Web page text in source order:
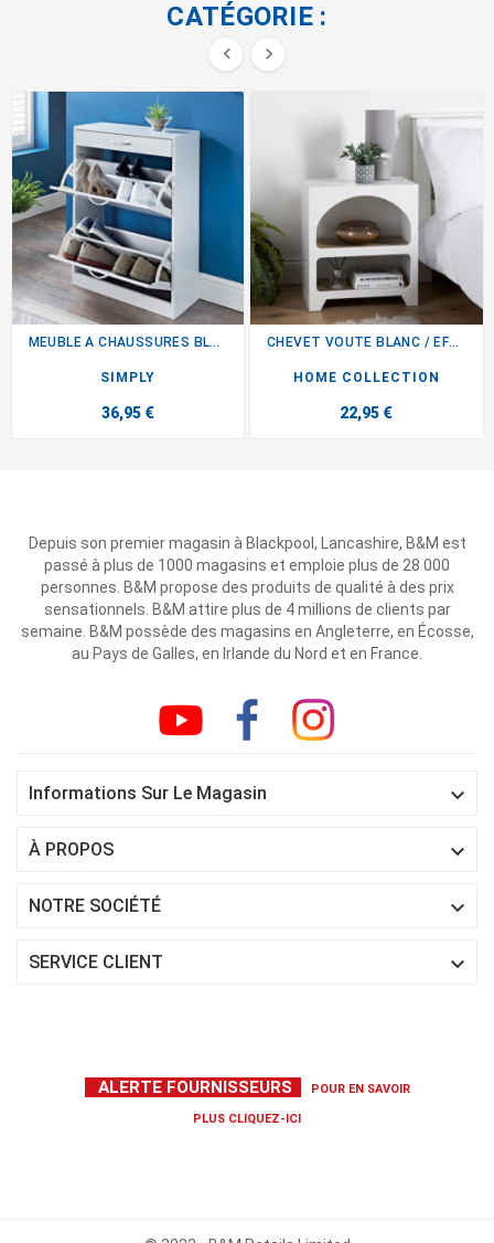
CATÉGORIE :
 
MEUBLE A CHAUSSURES BLANC
SIMPLY
36,95 €
CHEVET VOUTE BLANC / EFFET...
HOME COLLECTION
22,95 €
Depuis son premier magasin à Blackpool, Lancashire, B&M est
passé à plus de 1000 magasins et emploie plus de 28 000
personnes. B&M propose des produits de qualité à des prix
sensationnels. B&M attire plus de 4 millions de clients par
semaine. B&M possède des magasins en Angleterre, en Écosse,
au Pays de Galles, en Irlande du Nord et en France.
Informations Sur Le Magasin 
À PROPOS 
NOTRE SOCIÉTÉ 
SERVICE CLIENT 
ALERTE FOURNISSEURS POUR EN SAVOIR
PLUS CLIQUEZ-ICI